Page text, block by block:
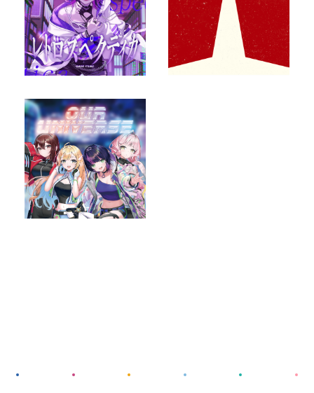
ARTIST
DISCOGRAPHY
AUDITION
GOODS
RECRUIT
CONTACT
GUIDELINE